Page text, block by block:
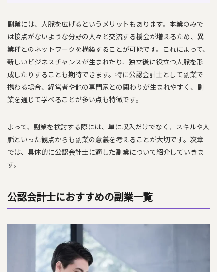
副業には、人脈を広げるというメリットもあります。本業のみで
は接点がないような分野の人々と交流する機会が増えるため、異
業種とのネットワークを構築することが可能です。これによって、
新しいビジネスチャンスが生まれたり、独立後に役立つ人脈を形
成したりすることも期待できます。特に公認会計士として副業で
携わる場合、経営者や他の専門家との関わりが生まれやすく、副
業を通じて学べることが多い点も特徴です。
よって、副業を検討する際には、単に収入だけでなく、スキルや人
脈といった観点からも副業の意義を考えることが大切です。次章
では、具体的に公認会計士に適した副業について紹介していきま
す。
公認会計士におすすめの副業一覧